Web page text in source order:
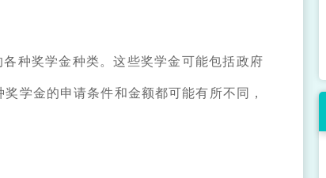
种奖学金种类。这些奖学金可能包括政府
学金的申请条件和金额都可能有所不同，